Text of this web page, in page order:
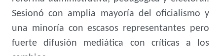
Sesionó con amplia mayoría del oficialismo y
una minoría con escasos representantes pero
fuerte difusión mediática con críticas a los